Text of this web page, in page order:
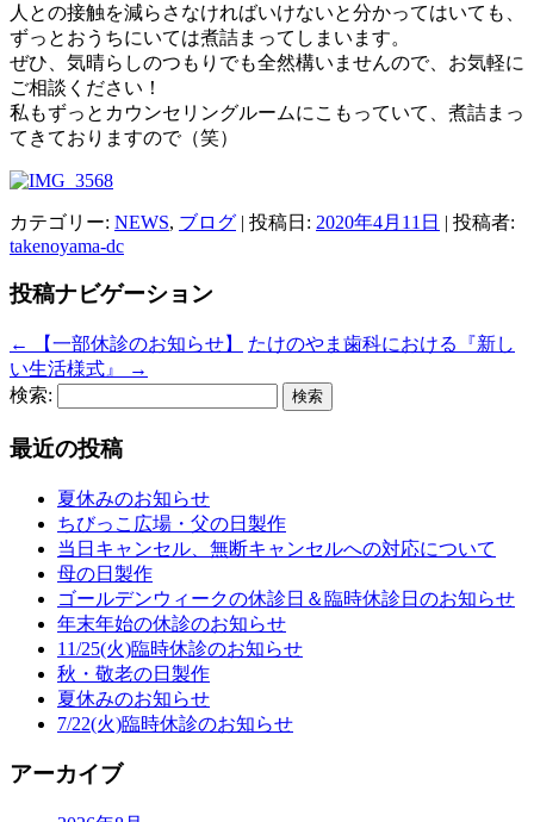
人との接触を減らさなければいけないと分かってはいても、
ずっとおうちにいては煮詰まってしまいます。
ぜひ、気晴らしのつもりでも全然構いませんので、お気軽に
ご相談ください！
私もずっとカウンセリングルームにこもっていて、煮詰まっ
てきておりますので（笑）
カテゴリー: NEWS, ブログ | 投稿日: 2020年4月11日 | 投稿者:
takenoyama-dc
投稿ナビゲーション
← 【一部休診のお知らせ】
たけのやま歯科における『新し
い生活様式』
→
検索:
最近の投稿
夏休みのお知らせ
ちびっこ広場・父の日製作
当日キャンセル、無断キャンセルへの対応について
母の日製作
ゴールデンウィークの休診日＆臨時休診日のお知らせ
年末年始の休診のお知らせ
11/25(火)臨時休診のお知らせ
秋・敬老の日製作
夏休みのお知らせ
7/22(火)臨時休診のお知らせ
アーカイブ